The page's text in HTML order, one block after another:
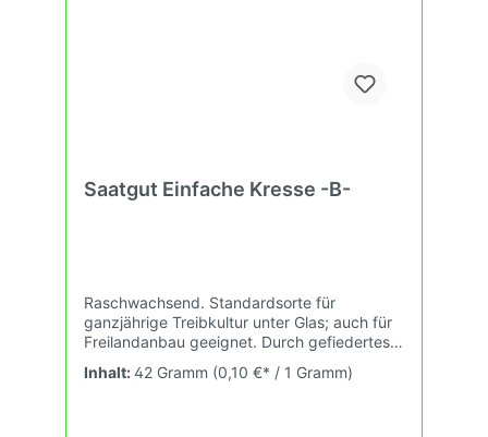
Saatgut Einfache Kresse -B-
Raschwachsend. Standardsorte für
ganzjährige Treibkultur unter Glas; auch für
Freilandanbau geeignet. Durch gefiedertes
Blatt ideal für Schalenproduktion. 4-5qm.
Inhalt:42 Gramm (0,10 €* / 1 Gramm)